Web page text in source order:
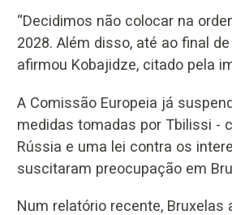
“Decidimos não colocar na
2028. Além disso, até ao final
afirmou Kobajidze, citado pela
A Comissão Europeia já
medidas tomadas por Tbilissi -
Rússia e uma lei contra os
suscitaram preocupação em
Num relatório recente,